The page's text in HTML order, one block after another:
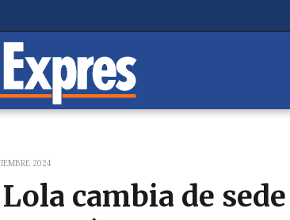
2024
cambia de